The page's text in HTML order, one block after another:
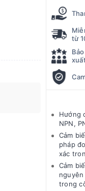
từ
Hướng
NPN,
Cảm
pháp
xác
Cảm
trong